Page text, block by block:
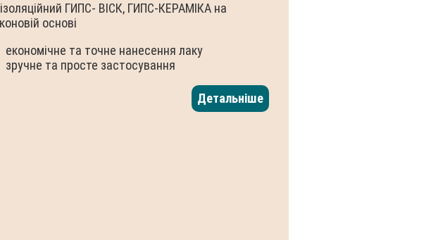
ГИПС- ВІСК, ГИПС-КЕРАМІКА на
основі
економічне та точне нанесення лаку
зручне та просте застосування
Детальніше